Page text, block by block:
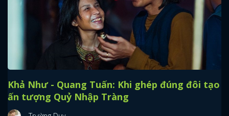
Khả Như - Quang Tuấn: Khi ghép đúng đôi tạo
ấn tượng Quỷ Nhập Tràng